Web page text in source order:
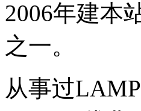
2006年建本
之一。
从事过